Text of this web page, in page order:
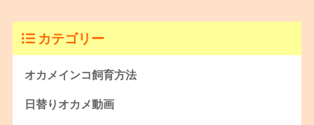
カテゴリー
オカメインコ飼育方法
日替りオカメ動画